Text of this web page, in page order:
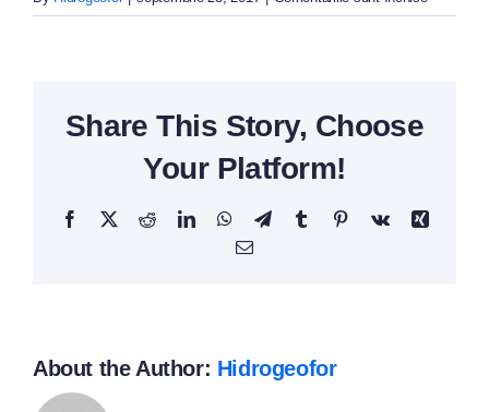
slide2
Share This Story, Choose
Your Platform!
Facebook
X RedditLinkedInWhatsApp
TelegramTumblrPinterestVk
Xing
Email
About the Author: Hidrogeofor